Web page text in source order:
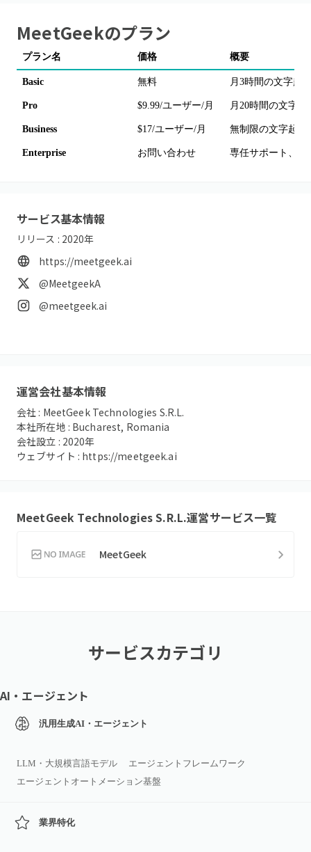
MeetGeekのプラン
プラン名 価格 概要
Basic 無料 月3時間の文字起
Pro $9.99/ユーザー/月 月20時間の文字
Business $17/ユーザー/月 無制限の文字起こ
Enterprise お問い合わせ 専任サポート、
サービス基本情報
リリース : 2020年
https://meetgeek.ai
@MeetgeekA
@meetgeek.ai
運営会社基本情報
会社 : MeetGeek Technologies S.R.L.
本社所在地 : Bucharest, Romania
会社設立 : 2020年
ウェブサイト : https://meetgeek.ai
MeetGeek Technologies S.R.L.運営サービス一覧
MeetGeek
サービスカテゴリ
AI・エージェント
汎用生成AI・エージェント
LLM・大規模言語モデル
エージェントフレームワーク
エージェントオートメーション基盤
業界特化